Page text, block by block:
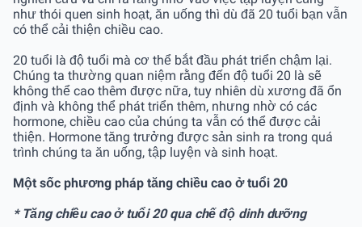
như thói quen sinh hoạt, ăn uống thì dù đã 20 tuổi bạn vẫn
có thể cải thiện chiều cao.
20 tuổi là độ tuổi mà cơ thể bắt đầu phát triển chậm lại.
Chúng ta thường quan niệm rằng đến độ tuổi 20 là sẽ
không thể cao thêm được nữa, tuy nhiên dù xương đã ổn
định và không thể phát triển thêm, nhưng nhờ có các
hormone, chiều cao của chúng ta vẫn có thể được cải
thiện. Hormone tăng trưởng được sản sinh ra trong quá
trình chúng ta ăn uống, tập luyện và sinh hoạt.
Một sốc phương pháp tăng chiều cao ở tuổi 20
* Tăng chiều cao ở tuổi 20 qua chế độ dinh dưỡng